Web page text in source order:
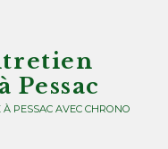
PESSAC AVEC CHRONO